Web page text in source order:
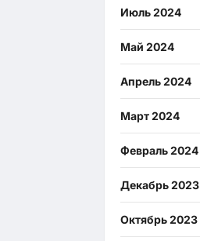
Июль 2024
Май 2024
Апрель 2024
Март 2024
Февраль 2024
Декабрь 2023
Октябрь 2023